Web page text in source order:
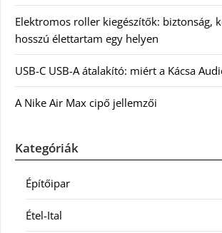
Elektromos roller kiegészítők: biztonság,
hosszú élettartam egy helyen
USB-C USB-A átalakító: miért a Kácsa
A Nike Air Max cipő jellemzői
Kategóriák
Építőipar
Étel-Ital